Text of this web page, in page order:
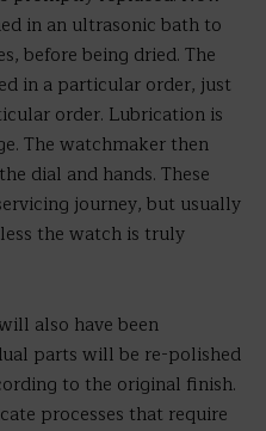
in an ultrasonic bath to
before being dried. The
in a particular order, just
order. Lubrication is
The watchmaker then
dial and hands. These
journey, but usually
the watch is truly
also have been
parts will be re-polished
to the original finish.
processes that require